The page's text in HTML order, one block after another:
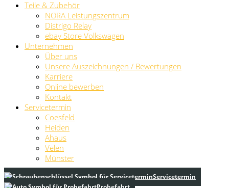
Teile & Zubehör
NORA Leistungszentrum
Distrigo Relay
ebay Store Volkswagen
Unternehmen
Über uns
Unsere Auszeichnungen / Bewertungen
Karriere
Online bewerben
Kontakt
Servicetermin
Coesfeld
Heiden
Ahaus
Velen
Münster
Servicetermin